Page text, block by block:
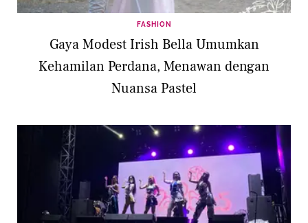
FASHION
Gaya Modest Irish Bella Umumkan
Kehamilan Perdana, Menawan dengan
Nuansa Pastel